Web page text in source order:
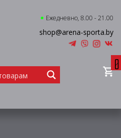
Ежедневно, 8.00 - 21.00
shop@arena-sporta.by
0